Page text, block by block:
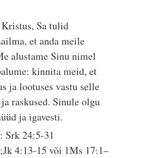
Kristus, Sa tulid
et anda meile
alustame Sinu nimel
kinnita meid, et
ja lootuses vastu selle
raskused. Sinule olgu
ja igavesti.
Srk 24:5-31
4:13-15 või 1Ms 17:1–